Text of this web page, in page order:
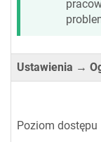
Ustawienia →
Poziom dostępu